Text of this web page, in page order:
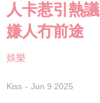
人卡惹引熱
嫌人冇前途
娛樂
Kiss Jun 9 2025